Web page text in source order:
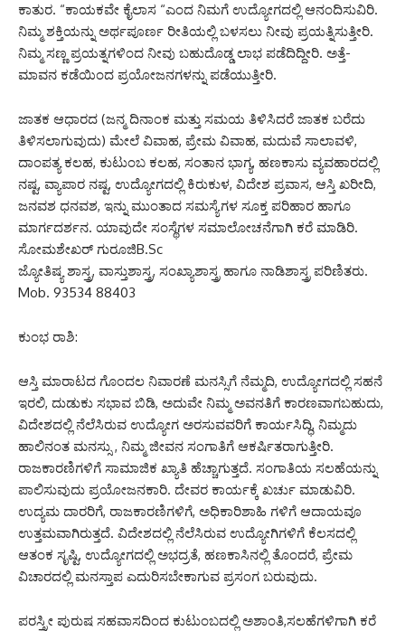
ಕಾತುರ. “ಕಾಯಕವೇ ಕೈಲಾಸ “ಎಂದ ನಿಮಗೆ ಉದ್ಯೋಗದಲ್ಲಿ ಆನಂದಿಸುವಿರಿ.
ನಿಮ್ಮ ಶಕ್ತಿಯನ್ನು ಅರ್ಥಪೂರ್ಣ ರೀತಿಯಲ್ಲಿ ಬಳಸಲು ನೀವು ಪ್ರಯತ್ನಿಸುತ್ತೀರಿ.
ನಿಮ್ಮ ಸಣ್ಣ ಪ್ರಯತ್ನಗಳಿಂದ ನೀವು ಬಹುದೊಡ್ಡ ಲಾಭ ಪಡೆದಿದ್ದೀರಿ. ಅತ್ತೆ-
ಮಾವನ ಕಡೆಯಿಂದ ಪ್ರಯೋಜನಗಳನ್ನು ಪಡೆಯುತ್ತೀರಿ.
ಜಾತಕ ಆಧಾರದ (ಜನ್ಮ ದಿನಾಂಕ ಮತ್ತು ಸಮಯ ತಿಳಿಸಿದರೆ ಜಾತಕ ಬರೆದು
ತಿಳಿಸಲಾಗುವುದು) ಮೇಲೆ ವಿವಾಹ, ಪ್ರೇಮ ವಿವಾಹ, ಮದುವೆ ಸಾಲಾವಳಿ,
ದಾಂಪತ್ಯ ಕಲಹ, ಕುಟುಂಬ ಕಲಹ, ಸಂತಾನ ಭಾಗ್ಯ, ಹಣಕಾಸು ವ್ಯವಹಾರದಲ್ಲಿ
ನಷ್ಟ, ವ್ಯಾಪಾರ ನಷ್ಟ, ಉದ್ಯೋಗದಲ್ಲಿ ಕಿರುಕುಳ, ವಿದೇಶ ಪ್ರವಾಸ, ಆಸ್ತಿ ಖರೀದಿ,
ಜನವಶ ಧನವಶ, ಇನ್ನು ಮುಂತಾದ ಸಮಸ್ಯೆಗಳ ಸೂಕ್ತ ಪರಿಹಾರ ಹಾಗೂ
ಮಾರ್ಗದರ್ಶನ. ಯಾವುದೇ ಸಂಸ್ಥೆಗಳ ಸಮಾಲೋಚನೆಗಾಗಿ ಕರೆ ಮಾಡಿರಿ.
ಸೋಮಶೇಖರ್ ಗುರೂಜಿB.Sc
ಜ್ಯೋತಿಷ್ಯ ಶಾಸ್ತ್ರ, ವಾಸ್ತುಶಾಸ್ತ್ರ, ಸಂಖ್ಯಾಶಾಸ್ತ್ರ ಹಾಗೂ ನಾಡಿಶಾಸ್ತ್ರ ಪರಿಣಿತರು.
Mob. 93534 88403
ಕುಂಭ ರಾಶಿ:
ಆಸ್ತಿ ಮಾರಾಟದ ಗೊಂದಲ ನಿವಾರಣೆ ಮನಸ್ಸಿಗೆ ನೆಮ್ಮದಿ, ಉದ್ಯೋಗದಲ್ಲಿ ಸಹನೆ
ಇರಲಿ, ದುಡುಕು ಸಭಾವ ಬಿಡಿ, ಅದುವೇ ನಿಮ್ಮ ಅವನತಿಗೆ ಕಾರಣವಾಗಬಹುದು,
ವಿದೇಶದಲ್ಲಿ ನೆಲೆಸಿರುವ ಉದ್ಯೋಗ ಅರಸುವವರಿಗೆ ಕಾರ್ಯಸಿದ್ಧಿ, ನಿಮ್ಮದು
ಹಾಲಿನಂತ ಮನಸ್ಸು , ನಿಮ್ಮ ಜೀವನ ಸಂಗಾತಿಗೆ ಆಕರ್ಷಿತರಾಗುತ್ತೀರಿ.
ರಾಜಕಾರಣಿಗಳಿಗೆ ಸಾಮಾಜಿಕ ಖ್ಯಾತಿ ಹೆಚ್ಚಾಗುತ್ತದೆ. ಸಂಗಾತಿಯ ಸಲಹೆಯನ್ನು
ಪಾಲಿಸುವುದು ಪ್ರಯೋಜನಕಾರಿ. ದೇವರ ಕಾರ್ಯಕ್ಕೆ ಖರ್ಚು ಮಾಡುವಿರಿ.
ಉದ್ಯಮ ದಾರರಿಗೆ, ರಾಜಕಾರಣಿಗಳಿಗೆ, ಅಧಿಕಾರಿಶಾಹಿ ಗಳಿಗೆ ಆದಾಯವೂ
ಉತ್ತಮವಾಗಿರುತ್ತದೆ. ವಿದೇಶದಲ್ಲಿ ನೆಲೆಸಿರುವ ಉದ್ಯೋಗಿಗಳಿಗೆ ಕೆಲಸದಲ್ಲಿ
ಆತಂಕ ಸೃಷ್ಟಿ, ಉದ್ಯೋಗದಲ್ಲಿ ಅಭದ್ರತೆ, ಹಣಕಾಸಿನಲ್ಲಿ ತೊಂದರೆ, ಪ್ರೇಮ
ವಿಚಾರದಲ್ಲಿ ಮನಸ್ತಾಪ ಎದುರಿಸಬೇಕಾಗುವ ಪ್ರಸಂಗ ಬರುವುದು.
ಪರಸ್ತ್ರೀ ಪುರುಷ ಸಹವಾಸದಿಂದ ಕುಟುಂಬದಲ್ಲಿ ಅಶಾಂತಿ,ಸಲಹೆಗಳಿಗಾಗಿ ಕರೆ